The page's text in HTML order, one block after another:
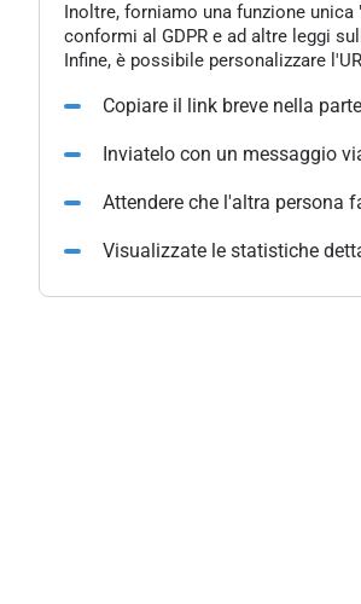
Inoltre, forniamo una funzione
conformi al GDPR e ad altre leggi
Infine, è possibile personalizzare
Copiare il link breve nella
Inviatelo con un messaggio
Attendere che l'altra persona
Visualizzate le statistiche